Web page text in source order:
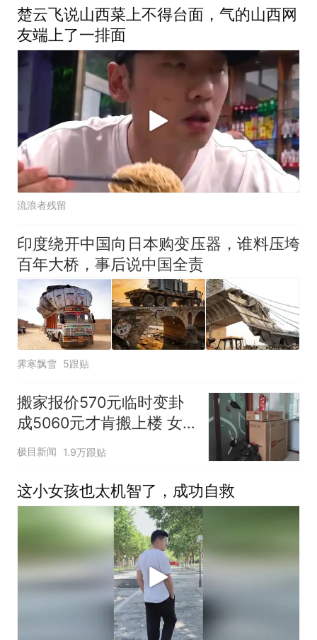
楚云飞说山西菜上不得台面，气的山西网
友端上了一排面
流浪者残留
印度绕开中国向日本购变压器，谁料压垮
百年大桥，事后说中国全责
霁寒飘雪 5跟贴
搬家报价570元临时变卦
成5060元才肯搬上楼 女
子傻眼
极目新闻 1.9万跟贴
这小女孩也太机智了，成功自救